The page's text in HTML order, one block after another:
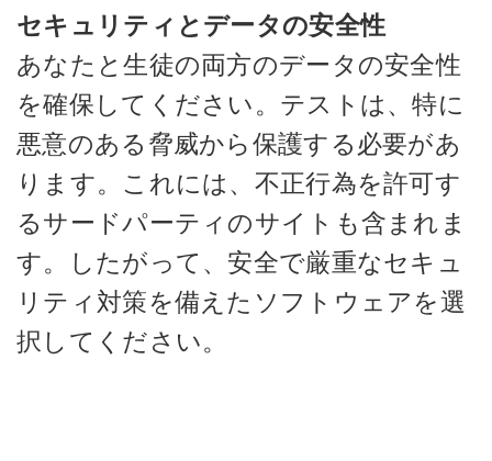
セキュリティとデータの安全性
あなたと生徒の両方のデータの安全性
を確保してください。テストは、特に
悪意のある脅威から保護する必要があ
ります。これには、不正行為を許可す
るサードパーティのサイトも含まれま
す。したがって、安全で厳重なセキュ
リティ対策を備えたソフトウェアを選
択してください。